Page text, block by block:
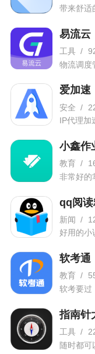
快来体验新版
带来舒适
易流云
工具 /
物流调度
爱加速
安全 /
IP代理加
小鑫作
教育 /
非常好的
qq阅读
新闻 /
好用的小
软考通
教育 /
软考要过
指南针
工具 /
随时都可